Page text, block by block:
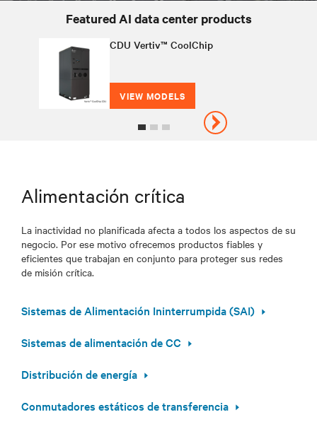
Featured AI data center products
CDU Vertiv™ CoolChip
VIEW MODELS
Alimentación crítica
La inactividad no planificada afecta a todos los aspectos de su
negocio. Por ese motivo ofrecemos productos fiables y
eficientes que trabajan en conjunto para proteger sus redes
de misión crítica.
Sistemas de Alimentación Ininterrumpida (SAI)
Sistemas de alimentación de CC
Distribución de energía
Conmutadores estáticos de transferencia